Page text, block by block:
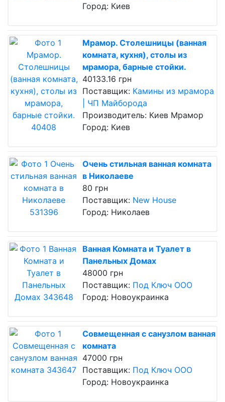
Город: Киев
Мрамор. Столешницы (ванная
комната, кухня), столы из
мрамора, барные стойки.
40133.16 грн
Поставщик: Камины из мрамора
| ЧП Майборода
Производитель: Киев Мрамор
Город: Киев
Очень стильная ванная комната
в Николаеве
80 грн
Поставщик: New House
Город: Николаев
Ванная Комната и Туалет в
Панельных Домах
48000 грн
Поставщик: Под Ключ ООО
Город: Новоукраинка
Совмещенная с санузлом ванная
комната
47000 грн
Поставщик: Под Ключ ООО
Город: Новоукраинка